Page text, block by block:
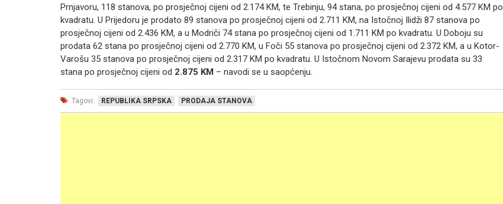
Prnjavoru, 118 stanova, po prosječnoj cijeni od 2.174 KM, te Trebinju, 94 stana, po prosječnoj cijeni od 4.577 KM po
kvadratu. U Prijedoru je prodato 89 stanova po prosječnoj cijeni od 2.711 KM, na Istočnoj Ilidži 87 stanova po
prosječnoj cijeni od 2.436 KM, a u Modriči 74 stana po prosječnoj cijeni od 1.711 KM po kvadratu. U Doboju su
prodata 62 stana po prosječnoj cijeni od 2.770 KM, u Foči 55 stanova po prosječnoj cijeni od 2.372 KM, a u Kotor-
Varošu 35 stanova po prosječnoj cijeni od 2.317 KM po kvadratu. U Istočnom Novom Sarajevu prodata su 33
stana po prosječnoj cijeni od 2.875 KM – navodi se u saopćenju.
Tagovi: REPUBLIKA SRPSKA PRODAJA STANOVA